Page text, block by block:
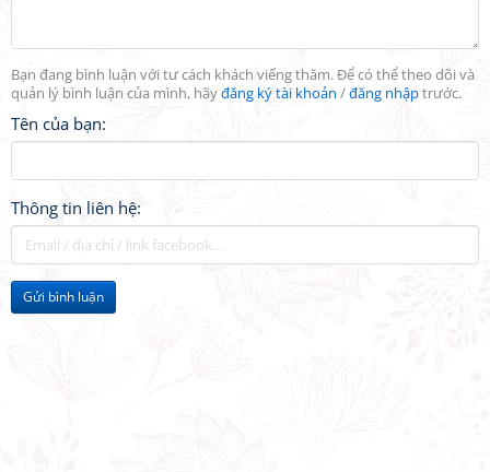
Bạn đang bình luận với tư cách khách viếng thăm. Để có thể theo dõi và
quản lý bình luận của mình, hãyđăng ký tài khoản /đăng nhậptrước.
Tên của bạn:
Thông tin liên hệ:
Gửi bình luận